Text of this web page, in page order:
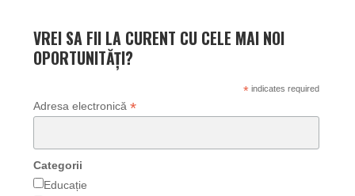
VREI SA FII LA CURENT CU CELE MAI NOI
OPORTUNITĂȚI?
*indicates required
Adresa electronică *
Categorii
Educație